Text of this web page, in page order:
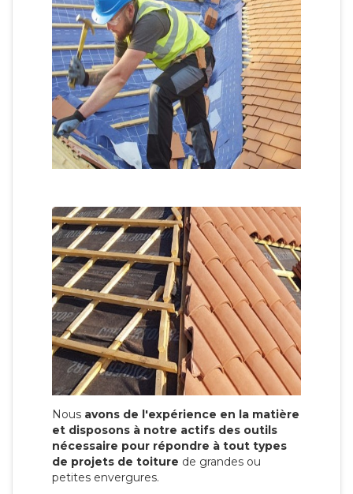
Nous avons de l'expérience en la matière
et disposons à notre actifs des outils
nécessaire pour répondre à tout types
de projets de toiture de grandes ou
petites envergures.